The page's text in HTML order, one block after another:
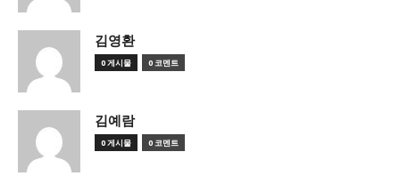
김영환
0 게시물 0 코멘트
김예람
0 게시물 0 코멘트